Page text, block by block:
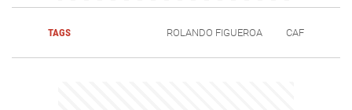
TAGS ROLANDO FIGUEROA CAF